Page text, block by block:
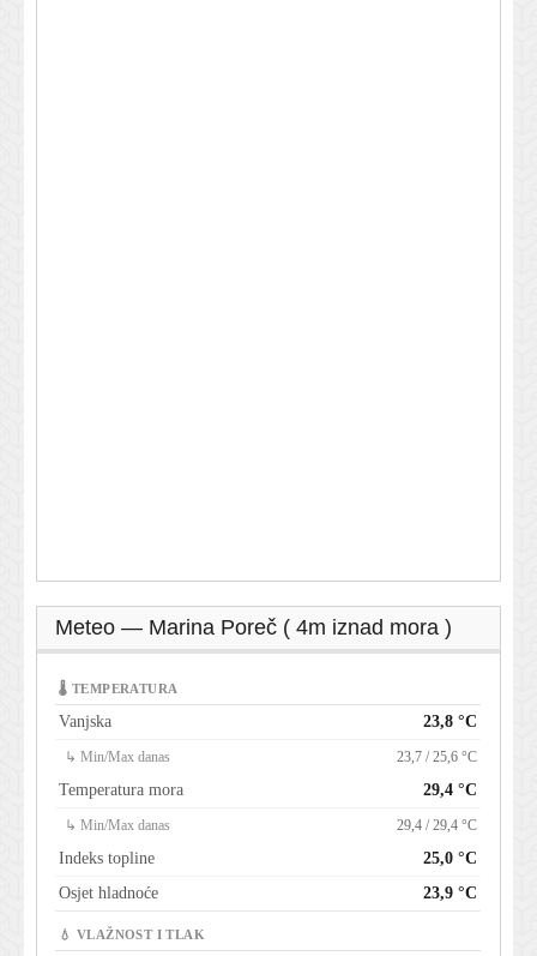
Meteo — Marina Poreč ( 4m iznad mora )
🌡 TEMPERATURA
Vanjska 23,8 °C
↳ Min/Max danas 23,7 / 25,6 °C
Temperatura mora 29,4 °C
↳ Min/Max danas 29,4 / 29,4 °C
Indeks topline
25,0 °C
Osjet hladnoće
23,9 °C
💧 VLAŽNOST I TLAK